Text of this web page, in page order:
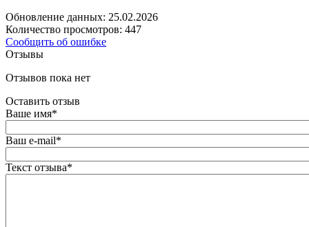
Обновление данных: 25.02.2026
Количество просмотров: 447
Сообщить об ошибке
Отзывы
Отзывов пока нет
Оставить отзыв
Ваше имя*
Ваш e-mail*
Текст отзыва*